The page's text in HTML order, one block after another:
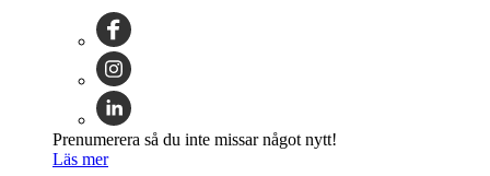
Prenumerera så du inte missar något nytt!
Läs mer